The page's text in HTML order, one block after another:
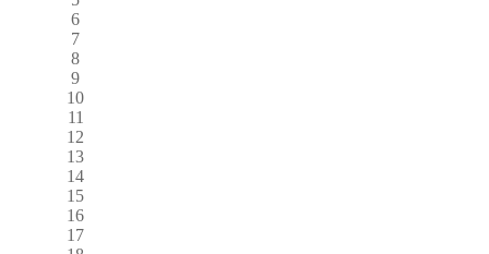
6
7
8
9
10
11
12
13
14
15
16
17